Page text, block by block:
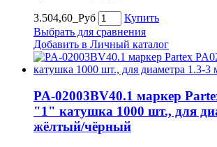
3.504,60_Руб
Купить
Выбрать для сравнения
Добавить в Личный каталог
PA-02003BV40.1 маркер
"1" катушка 1000 шт., для
жёлтый/чёрный